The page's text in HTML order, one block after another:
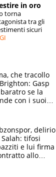
in oro
torna
tra gli
sicuri
che tracollo
Gasp
se la
con i suoi
delirio
tifosi
e lui firma
allo